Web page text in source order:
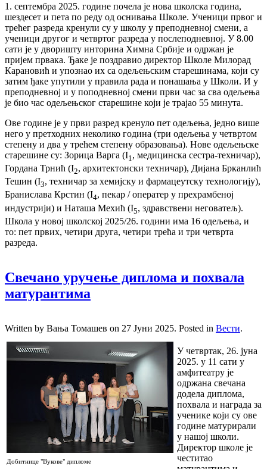
1. септембра 2025. године почела је нова школска година,
шездесет и пета по реду од оснивања Школе. Ученици првог и
трећег разреда кренули су у школу у преподневној смени, а
ученици другог и четвртог разреда у послеподневној. У 8.00
сати је у дворишту инторина Химна Србије и одржан је
пријем првака. Ђаке је поздравио директор Школе Милорад
Карановић и упознао их са одељењским старешинама, који су
затим ђаке упутили у правила рада и понашања у Школи. И у
преподневној и у поподневној смени први час за сва одељења
је био час одељењског старешине који је трајао 55 минута.
Ове године је у први разред кренуло пет одељења, једно више
него у претходних неколико година (три одељења у четвртом
степену и два у трећем степену образовања). Нове одељењске
старешине су: Зорица Варга (I1, медицинска сестра-техничар),
Гордана Трнић (I2, aрхитектонски техничар), Дијана Брканлић
Тешин (I3, техничар за хемијску и фармацеутску технологију),
Бранислава Крстин (I4, пекар / оператер у прехрамбеној
индустрији) и Наташа Мехић (I5, здравствени неговатељ).
Школа у новој школској 2025/26. години има 16 одељења, и
то: пет првих, четири друга, четири трећа и три четврта
разреда.
Свечано уручење диплома и похвала
матурантима
Written by Вања Томашев on 27 Јуни 2025. Posted in Вести.
Добитнице "Вукове" дипломе
У четвртак, 26. јуна
2025. у 11 сати у
амфитеатру је
одржана свечана
додела диплома,
похвала и награда за
ученике који су ове
године матурирали
у нашој школи.
Директор школе је
честитао